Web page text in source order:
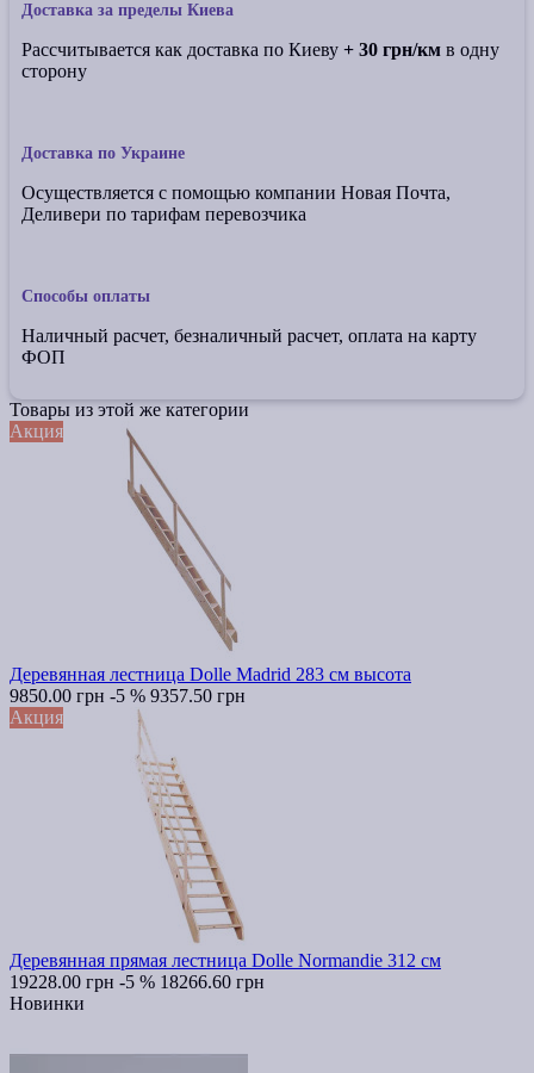
Доставка за пределы Киева
Рассчитывается как доставка по Киеву + 30 грн/км в одну
сторону
Доставка по Украине
Осуществляется с помощью компании Новая Почта,
Деливери по тарифам перевозчика
Способы оплаты
Наличный расчет, безналичный расчет, оплата на карту
ФОП
Товары из этой же категории
Акция
Деревянная лестница Dolle Madrid 283 см высота
9850.00 грн -5 % 9357.50 грн
Акция
Деревянная прямая лестница Dolle Normandie 312 см
19228.00 грн -5 % 18266.60 грн
Новинки